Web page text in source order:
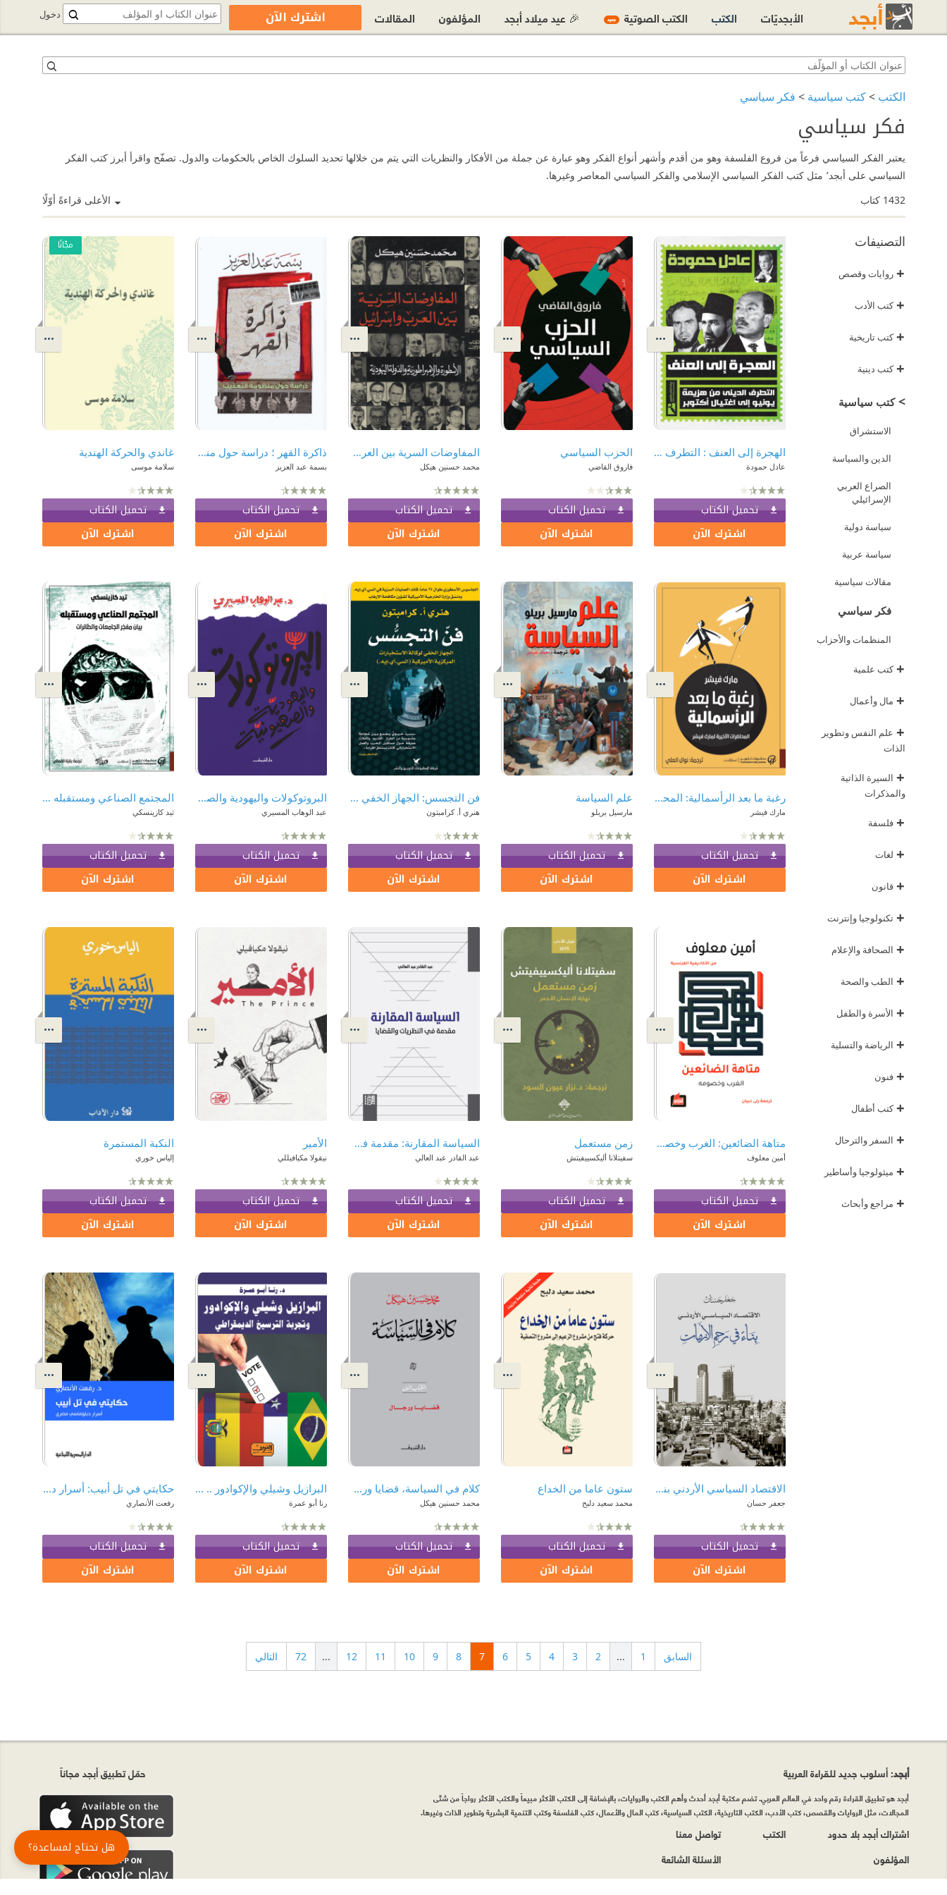
الكتب >كتب سياسية > فكر سياسي
فكر سياسي
يعتبر الفكر السياسي فرعاً من فروع الفلسفة وهو من أقدم وأشهر أنواع الفكر وهو عبارة عن جملة من الأفكار والنظريات التي يتم من خلالها تحديد السلوك الخاص بالحكومات والدول. تصفّح واقرأ أبرز كتب الفكر
السياسي على أبجد٬ مثل كتب الفكر السياسي الإسلامي والفكر السياسي المعاصر وغيرها.
الأعلى قراءةً أوّلًا
1432 كتاب
التصنيفات
+ روايات وقصص
+كتب الأدب
+كتب تاريخية
+كتب دينية
>كتب سياسية
الاستشراق
الدين والسياسة
الصراع العربي
الإسرائيلي
سياسة دولية
سياسة عربية
مقالات سياسية
فكر سياسي
المنظمات والأحزاب
+كتب علمية
+ مال وأعمال
+ علم النفس وتطوير
الذات
+ السيرة الذاتية
والمذكرات
+ فلسفة
+ لغات
+ قانون
+ تكنولوجيا وإنترنت
+ الصحافة والإعلام
+ الطب والصحة
+ الأسرة والطفل
+ الرياضة والتسلية
+ فنون
+كتب أطفال
+ السفر والترحال
+ ميثولوجيا وأساطير
+ مراجع وأبحاث
الهجرة إلى العنف : التطرف الديني من هزيمة يونيو إلى اغتيال أكتوبر
عادل حمودة
تحميل الكتاب
اشترك الآن
الحزب السياسي
فاروق القاضي
تحميل الكتاب
اشترك الآن
المفاوضات السرية بين العرب وإسرائيل - الكتاب الأول : الأسطورة والإمبراطورية والدولة اليهودية
محمد حسنين هيكل
تحميل الكتاب
اشترك الآن
ذاكرة القهر ؛ دراسة حول منظومة التعذيب
بسمة عبد العزيز
تحميل الكتاب
اشترك الآن
غاندي والحركة الهندية
سلامة موسى
تحميل الكتاب
مجّانًا
اشترك الآن
رغبة ما بعد الرأسمالية: المحاضرات الأخيرة لمارك فيشر
مارك فيشر
تحميل الكتاب
اشترك الآن
علم السياسة
مارسيل بريلو
تحميل الكتاب
اشترك الآن
فن التجسس: الجهاز الخفي لوكالة الاستخبارات المركزية الأميركية (السي.آي.إيه)
هنري أ. كرامبتون
تحميل الكتاب
اشترك الآن
البروتوكولات واليهودية والصهيونية
عبد الوهاب المسيري
تحميل الكتاب
اشترك الآن
المجتمع الصناعي ومستقبله : بيان مفجر الجامعات والطائرات
تيد كازينسكي
تحميل الكتاب
اشترك الآن
متاهة الضائعين: الغرب وخصومه
أمين معلوف
تحميل الكتاب
اشترك الآن
زمن مستعمل
سفيتلانا أليكسييفيتش
تحميل الكتاب
اشترك الآن
السياسة المقارنة: مقدمة في النظريات والقضايا
عبد القادر عبد العالي
تحميل الكتاب
اشترك الآن
الأمير
نيقولا مكيافيللي
تحميل الكتاب
اشترك الآن
النكبة المستمرة
إلياس خوري
تحميل الكتاب
اشترك الآن
الاقتصاد السياسي الأردني بناء في رحم الأزمات
جعفر حسان
تحميل الكتاب
اشترك الآن
ستون عاما من الخداع
محمد سعيد دلبح
تحميل الكتاب
اشترك الآن
كلام في السياسة، قضايا ورجال: وجهات نظر (مع بدايات القرن الواحد والعشرين)
محمد حسنين هيكل
تحميل الكتاب
اشترك الآن
البرازيل وشيلي والإكوادور .. وتجربة الترسيخ الديمقراطي
رنا أبو عمرة
تحميل الكتاب
اشترك الآن
حكايتي في تل أبيب: أسرار دبلوماسي مصري
رفعت الأنصاري
تحميل الكتاب
اشترك الآن
السابق 1
...
2
3
4
5
6
7
8
9
10
11
12
...
72 التالي
دخول الأبجديّات الكتب الكتب الصوتية جديد 🎉 عيد ميلاد أبجد المؤلفون المقالات اشترك الآن
حمّل تطبيق أبجد مجاناً أبجد: أسلوب جديد للقراءة العربية
أبجد هو تطبيق القراءة رقم واحد في العالم العربي. تضم مكتبة أبجد أحدث وأهم الكتب والروايات، بالإضافة إلى الكتب الأكثر مبيعاً والكتب الأكثر رواجاً من شتّى
المجالات، مثل الروايات والقصص، كتب الأدب، الكتب التاريخية، الكتب السياسية، كتب المال والأعمال، كتب الفلسفة وكتب التنمية البشرية وتطوير الذات وغيرها.
اشتراك أبجد بلا حدود
المؤلفون
الكتب
تواصل معنا
الأسئلة الشائعة
هل تحتاج لمساعدة؟